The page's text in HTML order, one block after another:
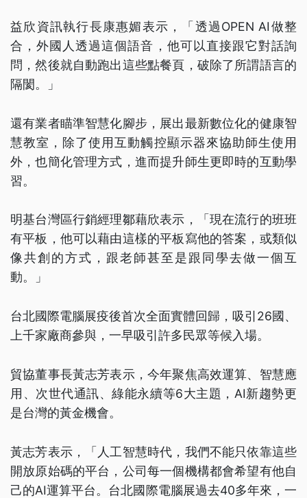
益欣資訊執行長康惠媚表示，「透過OPEN AI做整
合，外國人透過這個語音，他可以直接跟它對話詢
問，然後就自動跑出這些點餐頁，破除了所謂語言的
隔閡。」
還有業者瞄準智慧化腳步，展出最新數位化的健康智
慧教室，除了使用互動觸控顯示器來協助師生使用
外，也簡化管理方式，進而提升師生更即時的互動學
習。
明基台灣區行銷經理鄒藉欣表示，「現在流行的班班
有平板，他可以藉由這樣的平板寫他的答案，或類似
像共創的方式，跟老師甚至是跟同學去做一個互
動。」
台北國際電腦展疫後首次全面實體回歸，吸引26國、
上千家廠商參與，一早吸引許多民眾等候入場。
貿協董事長黃志芳表示，今年聚焦高效運算、智慧應
用、次世代通訊、綠能永續等6大主題，AI新趨勢更
是台灣的黃金機會。
黃志芳表示，「人工智慧時代，我們不能只依靠這些
開放原始碼的平台，公司每一個機構都會希望有他自
己的AI運算平台。台北國際電腦展過去40多年來，一